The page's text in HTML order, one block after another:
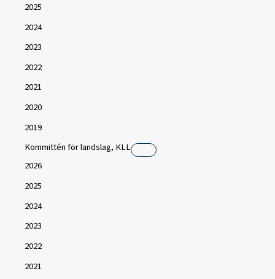
2025
2024
2023
2022
2021
2020
2019
Kommittén för landslag, KLL
2026
2025
2024
2023
2022
2021